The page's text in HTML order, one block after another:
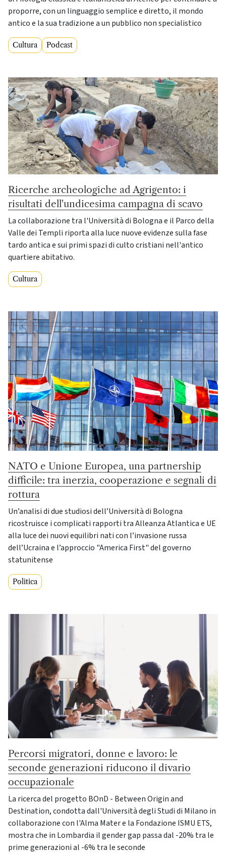
proporre, con un linguaggio semplice e diretto, il mondo
antico e la sua tradizione a un pubblico non specialistico
Cultura Podcast
Ricerche archeologiche ad Agrigento: i
risultati dell'undicesima campagna di scavo
La collaborazione tra l'Università di Bologna e il Parco della
Valle dei Templi riporta alla luce nuove evidenze sulla fase
tardo antica e sui primi spazi di culto cristiani nell'antico
quartiere abitativo.
Cultura
NATO e Unione Europea, una partnership
difficile: tra inerzia, cooperazione e segnali di
rottura
Un’analisi di due studiosi dell’Università di Bologna
ricostruisce i complicati rapporti tra Alleanza Atlantica e UE
alla luce dei nuovi equilibri nati con l’invasione russa
dell’Ucraina e l’approccio "America First" del governo
statunitense
Politica
Percorsi migratori, donne e lavoro: le
seconde generazioni riducono il divario
occupazionale
La ricerca del progetto BOnD - Between Origin and
Destination, condotta dall'Università degli Studi di Milano in
collaborazione con l'Alma Mater e la Fondazione ISMU ETS,
mostra che in Lombardia il gender gap passa dal -20% tra le
prime generazioni al -6% tra le seconde